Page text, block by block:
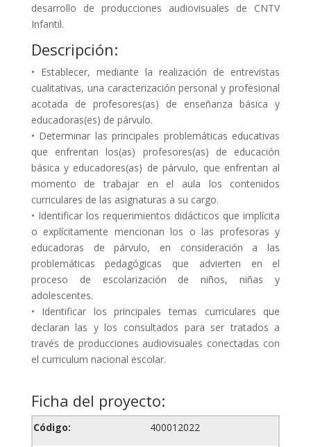
desarrollo de producciones audiovisuales de CNTV
Infantil.
Descripción:
• Establecer, mediante la realización de entrevistas
cualitativas, una caracterización personal y profesional
acotada de profesores(as) de enseñanza básica y
educadoras(es) de párvulo.
• Determinar las principales problemáticas educativas
que enfrentan los(as) profesores(as) de educación
básica y educadores(as) de párvulo, que enfrentan al
momento de trabajar en el aula los contenidos
curriculares de las asignaturas a su cargo.
• Identificar los requerimientos didácticos que implícita
o explícitamente mencionan los o las profesoras y
educadoras de párvulo, en consideración a las
problemáticas pedagógicas que advierten en el
proceso de escolarización de niños, niñas y
adolescentes.
• Identificar los principales temas curriculares que
declaran las y los consultados para ser tratados a
través de producciones audiovisuales conectadas con
el curriculum nacional escolar.
Ficha del proyecto:
Código: 400012022